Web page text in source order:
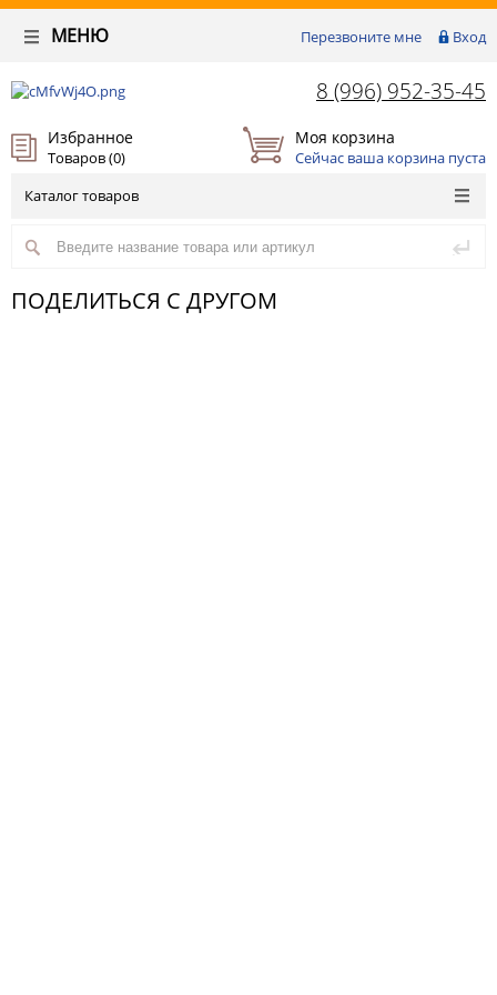
Перезвоните мне Вход
МЕНЮ
8 (996) 952-35-45
Избранное
Товаров (0)
Моя корзина
Сейчас ваша корзина пуста
Каталог товаров
ПОДЕЛИТЬСЯ С ДРУГОМ